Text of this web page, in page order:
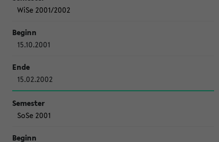
WiSe 2001/2002
15.10.2001
15.02.2002
SoSe 2001